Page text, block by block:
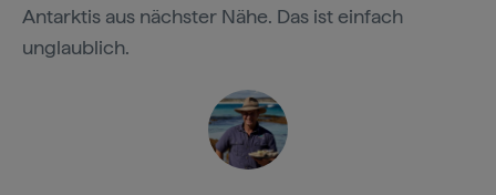
Antarktis aus nächster Nähe. Das ist einfach
unglaublich.